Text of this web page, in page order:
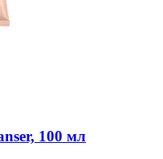
100 мл